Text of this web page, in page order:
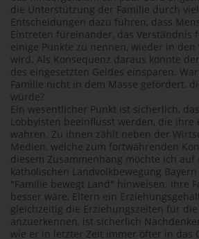
die Unterstützung der Familie durch
Entscheidungen dazu führen, dass
Eintreten füreinander, das Verständnis
einige Punkte zu nennen, wieder in
wird. Als Konsequenz daraus könnte
des eingesetzten Geldes einsparen.
Familie nicht in dem Masse gefördert,
würde?
Ein wesentlicher Punkt ist sicherlich,
Lobbyisten beeinflusst werden, die ihre
wahren. Zu ihnen zählt neben der
Medien, welche zum fortwährenden
diesem Zusammenhang möchte ich
katholischen Landvolkbewegung
"Familie bewegt Land" hinweisen. Ihre
besser wäre, Eltern ein
gleichzeitig die Erziehungszeiten für die
anzuerkennen, ist sicherlich
wie er in letzter Zeit immer öfter in das